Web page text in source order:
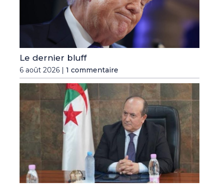
Le dernier bluff
6 août 2026 | 1 commentaire